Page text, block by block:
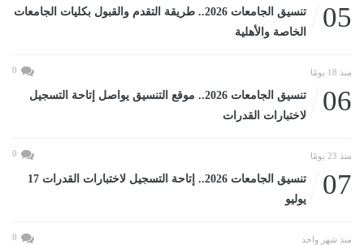
05
تنسيق الجامعات 2026.. طريقة التقدم والقبول بكليات الجامعات
الخاصة والأهلية
منذ 18 يومًا 0
06
تنسيق الجامعات 2026.. موقع التنسيق يواصل إتاحة التسجيل
لاختبارات القدرات
منذ 23 يومًا 0
07
تنسيق الجامعات 2026.. إتاحة التسجيل لاختبارات القدرات 17
يوليو
منذ شهر واحد 0